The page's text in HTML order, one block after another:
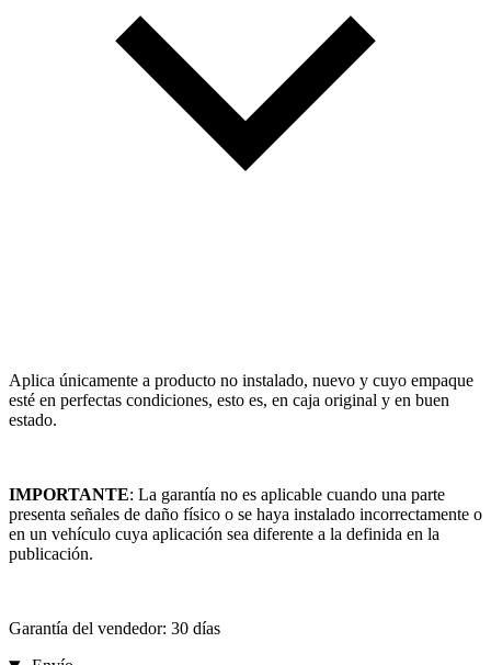
Aplica únicamente a producto no instalado, nuevo y cuyo empaque
esté en perfectas condiciones, esto es, en caja original y en buen
estado.
IMPORTANTE: La garantía no es aplicable cuando una parte
presenta señales de daño físico o se haya instalado incorrectamente o
en un vehículo cuya aplicación sea diferente a la definida en la
publicación.
Garantía del vendedor: 30 días